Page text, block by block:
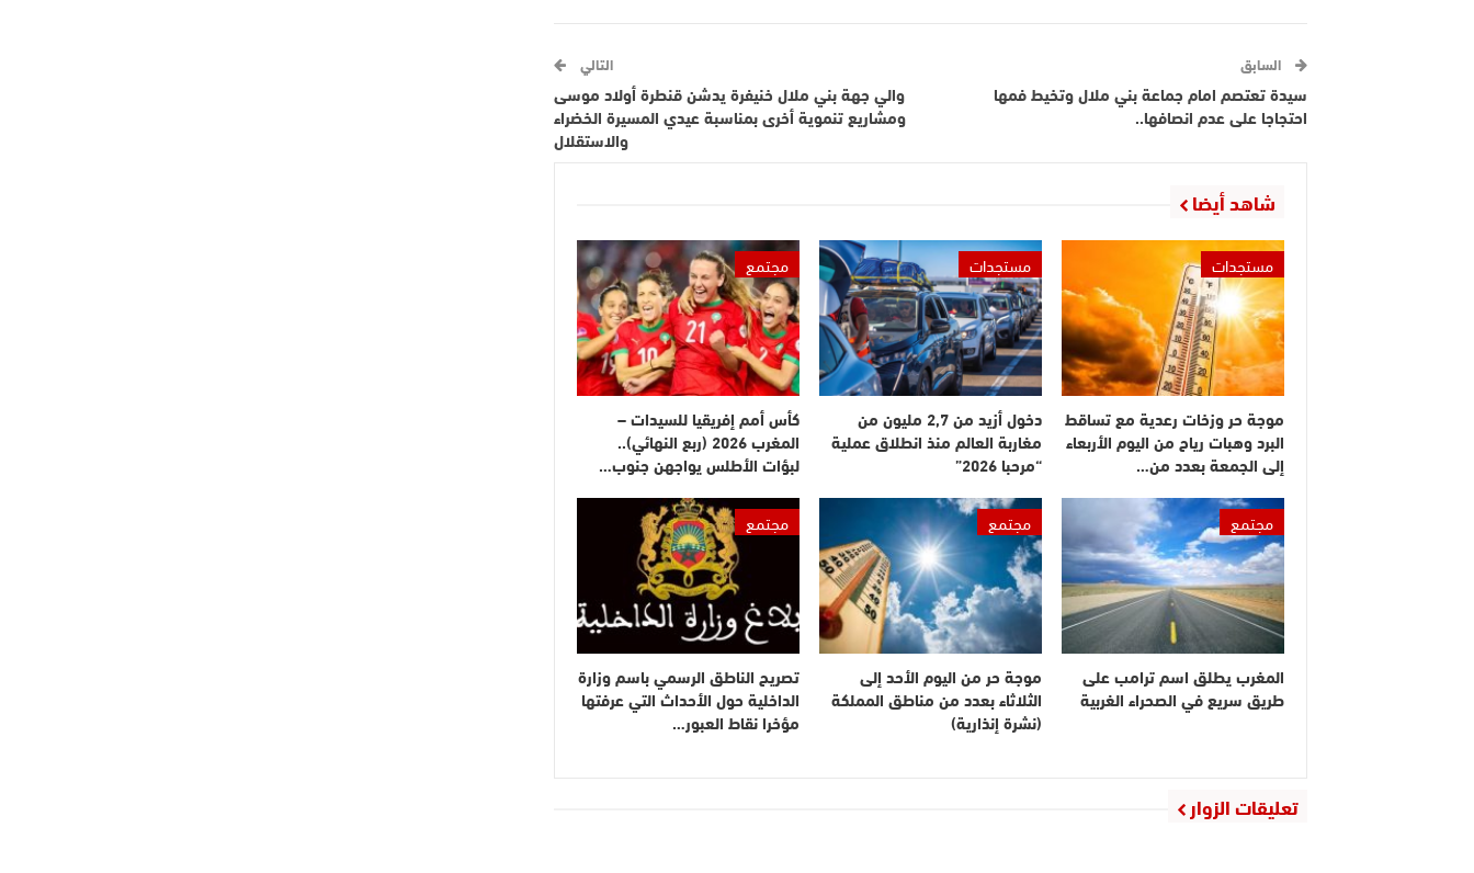
السابق
سيدة تعتصم امام جماعة بني ملال وتخيط فمها
احتجاجا على عدم انصافها..
التالي
والي جهة بني ملال خنيفرة يدشن قنطرة أولاد موسى
ومشاريع تنموية أخرى بمناسبة عيدي المسيرة الخضراء
والاستقلال
شاهد أيضا
مستجدات
موجة حر وزخات رعدية مع تساقط
البرد وهبات رياح من اليوم الأربعاء
إلى الجمعة بعدد من…
مستجدات
دخول أزيد من 2,7 مليون من
مغاربة العالم منذ انطلاق عملية
“مرحبا 2026”
مجتمع
كأس أمم إفريقيا للسيدات –
المغرب 2026 (ربع النهائي)..
لبؤات الأطلس يواجهن جنوب…
مجتمع
المغرب يطلق اسم ترامب على
طريق سريع في الصحراء الغربية
مجتمع
موجة حر من اليوم الأحد إلى
الثلاثاء بعدد من مناطق المملكة
(نشرة إنذارية)
مجتمع
تصريح الناطق الرسمي باسم وزارة
الداخلية حول الأحداث التي عرفتها
مؤخرا نقاط العبور…
تعليقات الزوار